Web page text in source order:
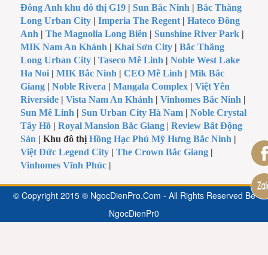
Đông Anh khu đô thị G19 |Sun Bắc Ninh |Bắc Thăng
Long Urban City |Imperia The Regent |Hateco Đông
Anh |The Magnolia Long Biên |Sunshine River Park |
MIK Nam An Khánh |Khai Sơn City |Bắc Thăng
Long Urban City |Taseco Mê Linh |Noble West Lake
Ha Noi | MIK Bắc Ninh |CEO Mê Linh |Mik Bắc
Giang |Noble Rivera |Mangala Complex |Việt Yên
Riverside |Vista Nam An Khánh |Vinhomes Bắc Ninh |
Sun Mê Linh |Sun Urban City Hà Nam | Noble Crystal
Tây Hồ |Royal Mansion Bắc Giang |Review Bất Động
Sản | Khu đô thịHồng Hạc Phú Mỹ Hưng Bắc Ninh |
Việt Đức Legend City |The Crown Bắc Giang |
Vinhomes Vĩnh Phúc |
© Copyright 2015 ® NgocDienPro.Com - All Rights Reserved Be
NgocDienPr0